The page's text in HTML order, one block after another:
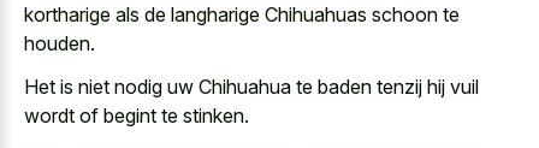
kortharige als de langharige Chihuahuas schoon te
houden.
Het is niet nodig uw Chihuahua te baden tenzij hij vuil
wordt of begint te stinken.